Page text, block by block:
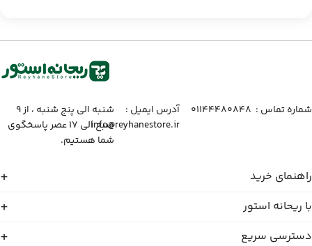
شماره تماس :‌ ۰۱۱۴۴۴۸۰۸۴۸
آدرس ایمیل :‌
info@reyhanestore.ir
شنبه الی پنج شنبه ، از ۹
صبح الی ۱۷ عصر پاسخگوی
شما هستیم.
راهنمای خرید
با ریحانه استور
دسترسی سریع